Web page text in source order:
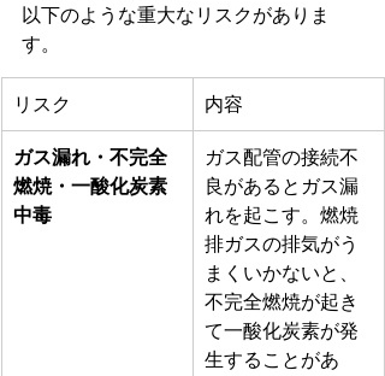
以下のような重大なリスクがありま
す。
リスク 内容
ガス漏れ・不完全
燃焼・一酸化炭素
中毒
ガス配管の接続不
良があるとガス漏
れを起こす。燃焼
排ガスの排気がう
まくいかないと、
不完全燃焼が起き
て一酸化炭素が発
生することがあ